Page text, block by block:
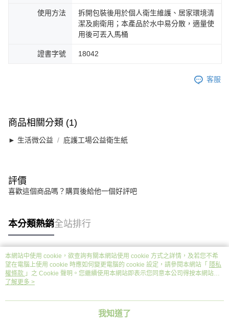
使用方法
拆開包裝後用於個人衛生維護、居家環境清
潔及廁衛用；本產品於水中易分散，適量使
用後可丟入馬桶
證書字號 18042
客服
商品相關分類 (1)
► 生活微公益 庇護工場公益衛生紙
評價
喜歡這個商品嗎？購買後給他一個好評吧
本分類熱銷全站排行
熱門標籤
本網站中使用 cookie，欲查詢有關本網站使用 cookie 方式之詳情，及若您不希
望在電腦上使用 cookie 時應如何變更電腦的 cookie 設定，請參閱本網站「 隱私
權條款 」之 Cookie 聲明。您繼續使用本網站即表示您同意本公司得按本網站使
用條款之 Cookie 聲明使用 cookie。
了解更多 >
我知道了